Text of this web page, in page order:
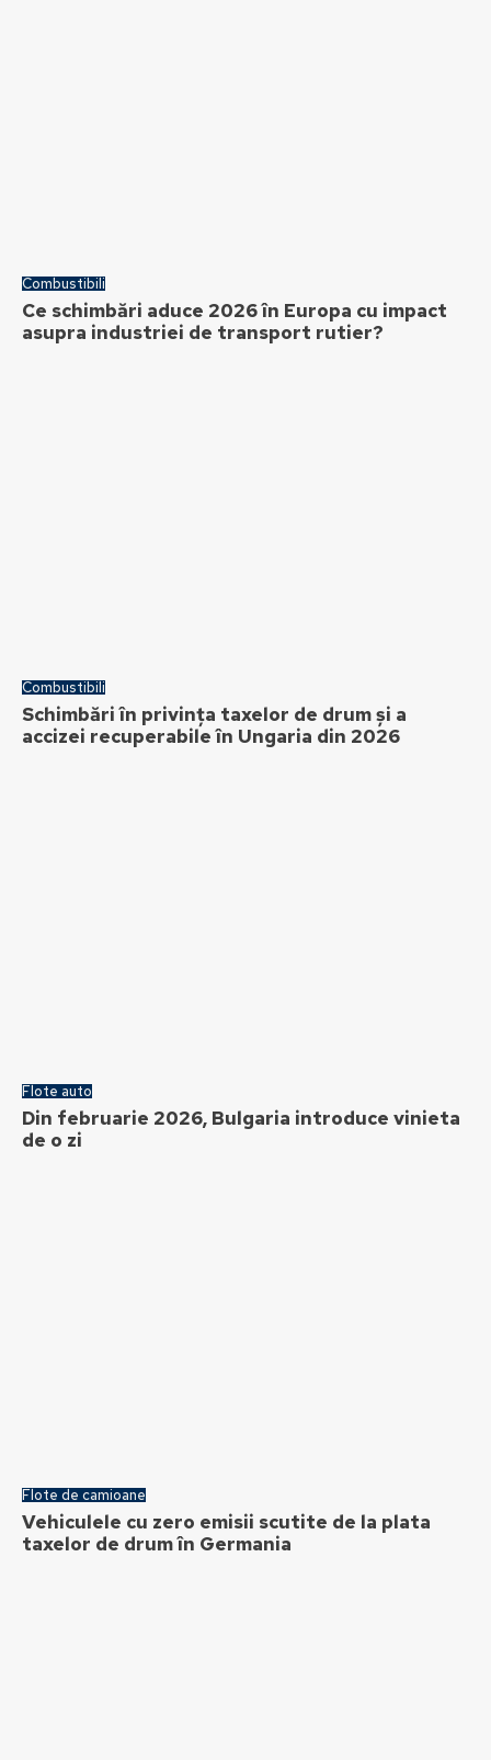
Combustibili
Ce schimbări aduce 2026 în Europa cu impact
asupra industriei de transport rutier?
Combustibili
Schimbări în privința taxelor de drum și a
accizei recuperabile în Ungaria din 2026
Flote auto
Din februarie 2026, Bulgaria introduce vinieta
de o zi
Flote de camioane
Vehiculele cu zero emisii scutite de la plata
taxelor de drum în Germania